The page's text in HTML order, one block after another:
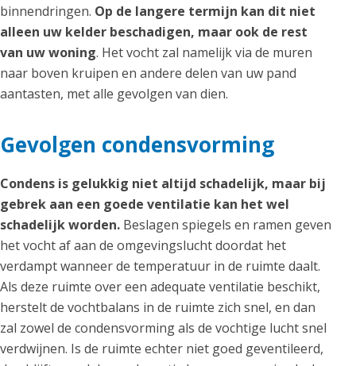
binnendringen. Op de langere termijn kan dit niet
alleen uw kelder beschadigen, maar ook de rest
van uw woning. Het vocht zal namelijk via de muren
naar boven kruipen en andere delen van uw pand
aantasten, met alle gevolgen van dien.
Gevolgen condensvorming
Condens is gelukkig niet altijd schadelijk, maar bij
gebrek aan een goede ventilatie kan het wel
schadelijk worden. Beslagen spiegels en ramen geven
het vocht af aan de omgevingslucht doordat het
verdampt wanneer de temperatuur in de ruimte daalt.
Als deze ruimte over een adequate ventilatie beschikt,
herstelt de vochtbalans in de ruimte zich snel, en dan
zal zowel de condensvorming als de vochtige lucht snel
verdwijnen. Is de ruimte echter niet goed geventileerd,